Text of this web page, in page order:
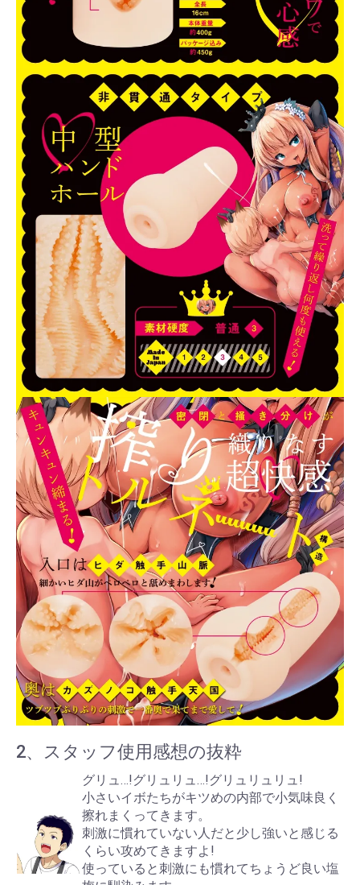
2、スタッフ使用感想の抜粋
グリュ…!グリュリュ…!グリュリュリュ!
小さいイボたちがキツめの内部で小気味良く
擦れまくってきます。
刺激に慣れていない人だと少し強いと感じる
くらい攻めてきますよ!
使っていると刺激にも慣れてちょうど良い塩